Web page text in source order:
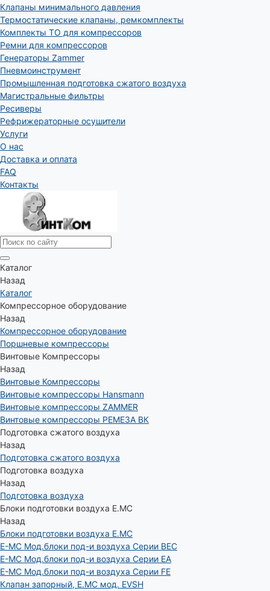
Клапаны минимального давления
Термостатические клапаны, ремкомплекты
Комплекты ТО для компрессоров
Ремни для компрессоров
Генераторы Zammer
Пневмоинструмент
Промышленная подготовка сжатого воздуха
Магистральные фильтры
Ресиверы
Рефрижераторные осушители
Услуги
О нас
Доставка и оплата
FAQ
Контакты
Каталог
Назад
Каталог
Компрессорное оборудование
Назад
Компрессорное оборудование
Поршневые компрессоры
Винтовые Компрессоры
Назад
Винтовые Компрессоры
Винтовые компрессоры Hansmann
Винтовые компрессоры ZAMMER
Винтовые компрессоры РЕМЕЗА ВК
Подготовка сжатого воздуха
Назад
Подготовка сжатого воздуха
Подготовка воздуха
Назад
Подготовка воздуха
Блоки подготовки воздуха E.MC
Назад
Блоки подготовки воздуха E.MC
E-MC Мод.блоки под-и воздуха Серии BEC
E-MC Мод.блоки под-и воздуха Серии EA
E-MC Мод.блоки под-и воздуха Серии FE
Клапан запорный, E.MC мод. EVSH